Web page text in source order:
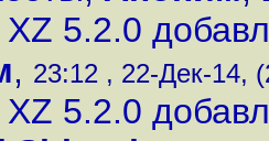
XZ 5.2.0
, 23:12 , 22-Дек-14,
XZ 5.2.0